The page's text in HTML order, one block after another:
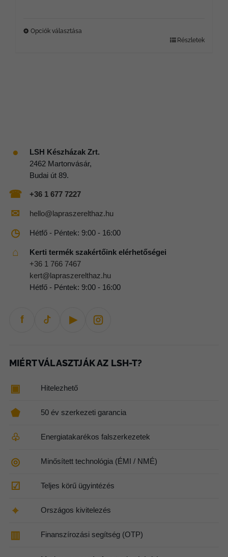
Opciók választása
változatok
termékoldalon
választhatók
Részletek
●
LSH Készházak Zrt.
2462 Martonvásár,
Budai út 89.
☎ +36 1 677 7227
✉ hello@lapraszerelthaz.hu
◷ Hétfő - Péntek: 9:00 - 16:00
⌂
Kerti termék szakértőink elérhetőségei
+36 1 766 7467
kert@lapraszerelthaz.hu
Hétfő - Péntek: 9:00 - 16:00
f ▶
MIÉRT VÁLASZTJÁK AZ LSH-T?
▣ Hitelezhető
⬟ 50 év szerkezeti garancia
♧ Energiatakarékos falszerkezetek
◎ Minősített technológia (ÉMI / NMÉ)
☑ Teljes körű ügyintézés
⌖ Országos kivitelezés
▥ Finanszírozási segítség (OTP)